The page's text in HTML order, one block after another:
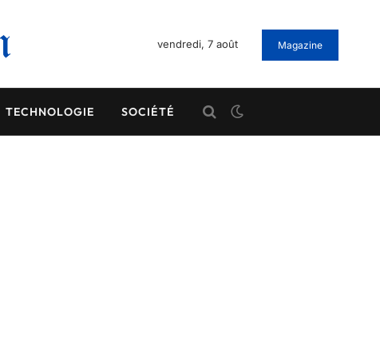
vendredi, 7 août Magazine
TECHNOLOGIE SOCIÉTÉ